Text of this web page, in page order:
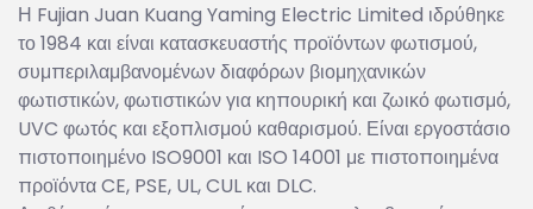
Η Fujian Juan Kuang Yaming Electric Limited ιδρύθηκε
το 1984 και είναι κατασκευαστής προϊόντων φωτισμού,
συμπεριλαμβανομένων διαφόρων βιομηχανικών
φωτιστικών, φωτιστικών για κηπουρική και ζωικό φωτισμό,
UVC φωτός και εξοπλισμού καθαρισμού. Είναι εργοστάσιο
πιστοποιημένο ISO9001 και ISO 14001 με πιστοποιημένα
προϊόντα CE, PSE, UL, CUL και DLC.